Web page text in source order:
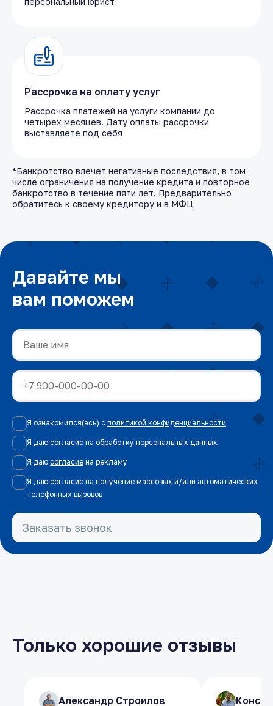
Рассрочка на оплату услуг
Рассрочка платежей на услуги компании до
четырех месяцев. Дату оплаты рассрочки
выставляете под себя
*Банкротство влечет негативные последствия, в том
числе ограничения на получение кредита и повторное
банкротство в течение пяти лет. Предварительно
обратитесь к своему кредитору и в МФЦ
Давайте мы
вам поможем
Я ознакомился(ась) с политикой конфиденциальности
Я даю согласие на обработку персональных данных
Я даю согласие на рекламу
Я даю согласие на получение массовых и/или автоматических
телефонных вызовов
Заказать звонок
Только хорошие отзывы
​Александр Строилов
​Александр Строилов